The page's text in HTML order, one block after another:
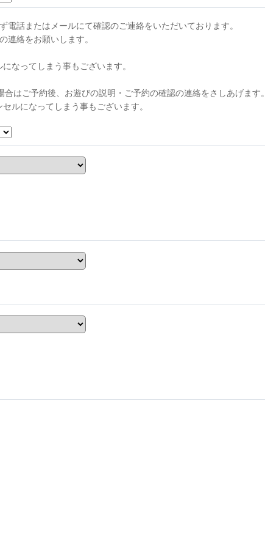
電話またはメールにて確認のご連絡をいただいております。
連絡をお願いします。
なってしまう事もございます。
はご予約後、お遊びの説明・ご予約の確認の連絡をさしあげます。
ルになってしまう事もございます。